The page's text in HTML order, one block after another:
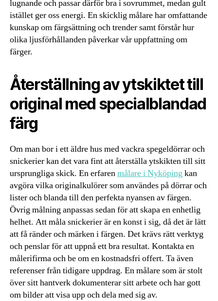
lugnande och passar därför bra i sovrummet, medan gult
istället ger oss energi. En skicklig målare har omfattande
kunskap om färgsättning och trender samt förstår hur
olika ljusförhållanden påverkar vår uppfattning om
färger.
Återställning av ytskiktet till
original med specialblandad
färg
Om man bor i ett äldre hus med vackra spegeldörrar och
snickerier kan det vara fint att återställa ytskikten till sitt
ursprungliga skick. En erfarenmålare i Nyköpingkan
avgöra vilka originalkulörer som användes på dörrar och
lister och blanda till den perfekta nyansen av färgen.
Övrig målning anpassas sedan för att skapa en enhetlig
helhet. Att måla snickerier är en konst i sig, då det är lätt
att få ränder och märken i färgen. Det krävs rätt verktyg
och penslar för att uppnå ett bra resultat. Kontakta en
målerifirma och be om en kostnadsfri offert. Ta även
referenser från tidigare uppdrag. En målare som är stolt
över sitt hantverk dokumenterar sitt arbete och har gott
om bilder att visa upp och dela med sig av.